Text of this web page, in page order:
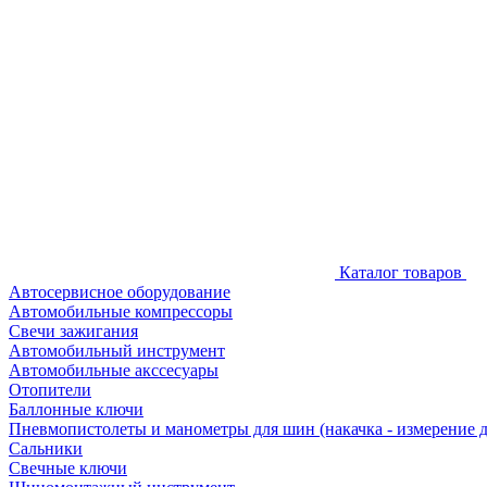
Каталог товаров
Автосервисное оборудование
Автомобильные компрессоры
Свечи зажигания
Автомобильный инструмент
Автомобильные акссесуары
Отопители
Баллонные ключи
Пневмопистолеты и манометры для шин (накачка - измерение
Сальники
Свечные ключи